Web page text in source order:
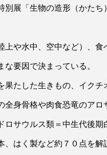
別展「生物の造形（かた
や水中、空中など）、食
要因で決まっている。
たした生きもの、イクチ
身骨格や肉食恐竜のアロ
サウルス類＝中生代後期
はく製など約７０点を解